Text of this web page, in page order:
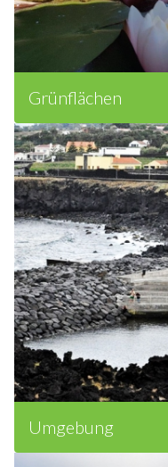
Grünflächen
Umgebung